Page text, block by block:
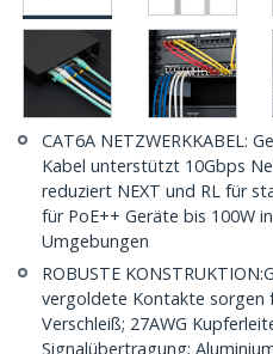
CAT6A NETZWERKKABEL:
Kabel unterstützt 10Gbps
reduziert NEXT und RL für
für PoE++ Geräte bis 100W
Umgebungen
ROBUSTE
vergoldete Kontakte sorgen
Verschleiß; 27AWG
Signalübertragung;